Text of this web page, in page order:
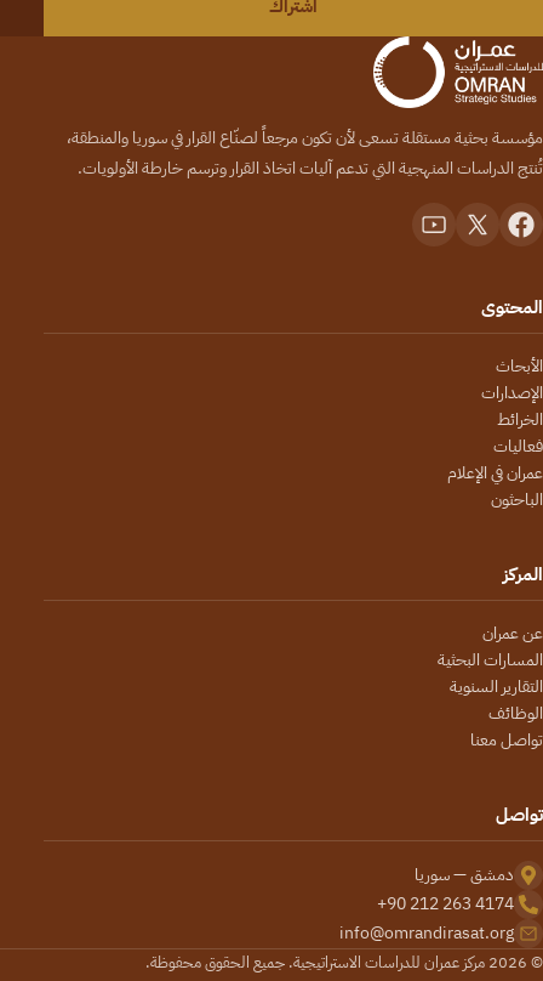
اشتراك
مؤسسة بحثية مستقلة تسعى لأن تكون مرجعاً لصنّاع القرار في سوريا والمنطقة،
تُنتج الدراسات المنهجية التي تدعم آليات اتخاذ القرار وترسم خارطة الأولويات.
المحتوى
الأبحاث
الإصدارات
الخرائط
فعاليات
عمران في الإعلام
الباحثون
المركز
عن عمران
المسارات البحثية
التقارير السنوية
الوظائف
تواصل معنا
تواصل
دمشق — سوريا
+90 212 263 4174
info@omrandirasat.org
© 2026 مركز عمران للدراسات الاستراتيجية. جميع الحقوق محفوظة.